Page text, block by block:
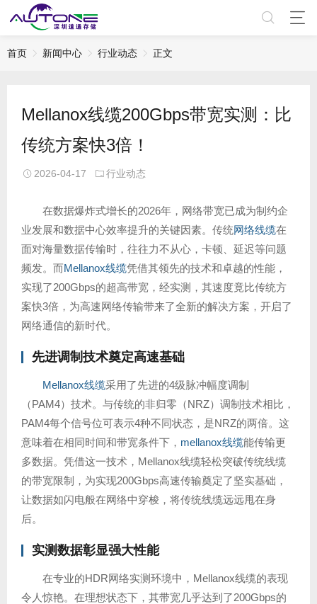
首页 新闻中心 行业动态 正文
Mellanox线缆200Gbps带宽实测：比
传统方案快3倍！
2026-04-17 行业动态
在数据爆炸式增长的2026年，网络带宽已成为制约企
业发展和数据中心效率提升的关键因素。传统网络线缆在
面对海量数据传输时，往往力不从心，卡顿、延迟等问题
频发。而Mellanox线缆凭借其领先的技术和卓越的性能，
实现了200Gbps的超高带宽，经实测，其速度竟比传统方
案快3倍，为高速网络传输带来了全新的解决方案，开启了
网络通信的新时代。
先进调制技术奠定高速基础
Mellanox线缆采用了先进的4级脉冲幅度调制
（PAM4）技术。与传统的非归零（NRZ）调制技术相比，
PAM4每个信号位可表示4种不同状态，是NRZ的两倍。这
意味着在相同时间和带宽条件下， mellanox线缆能传输更
多数据。凭借这一技术，Mellanox线缆轻松突破传统线缆
的带宽限制，为实现200Gbps高速传输奠定了坚实基础，
让数据如闪电般在网络中穿梭，将传统线缆远远甩在身
后。
实测数据彰显强大性能
在专业的HDR网络实测环境中，Mellanox线缆的表现
令人惊艳。在理想状态下，其带宽几乎达到了200Gbps的